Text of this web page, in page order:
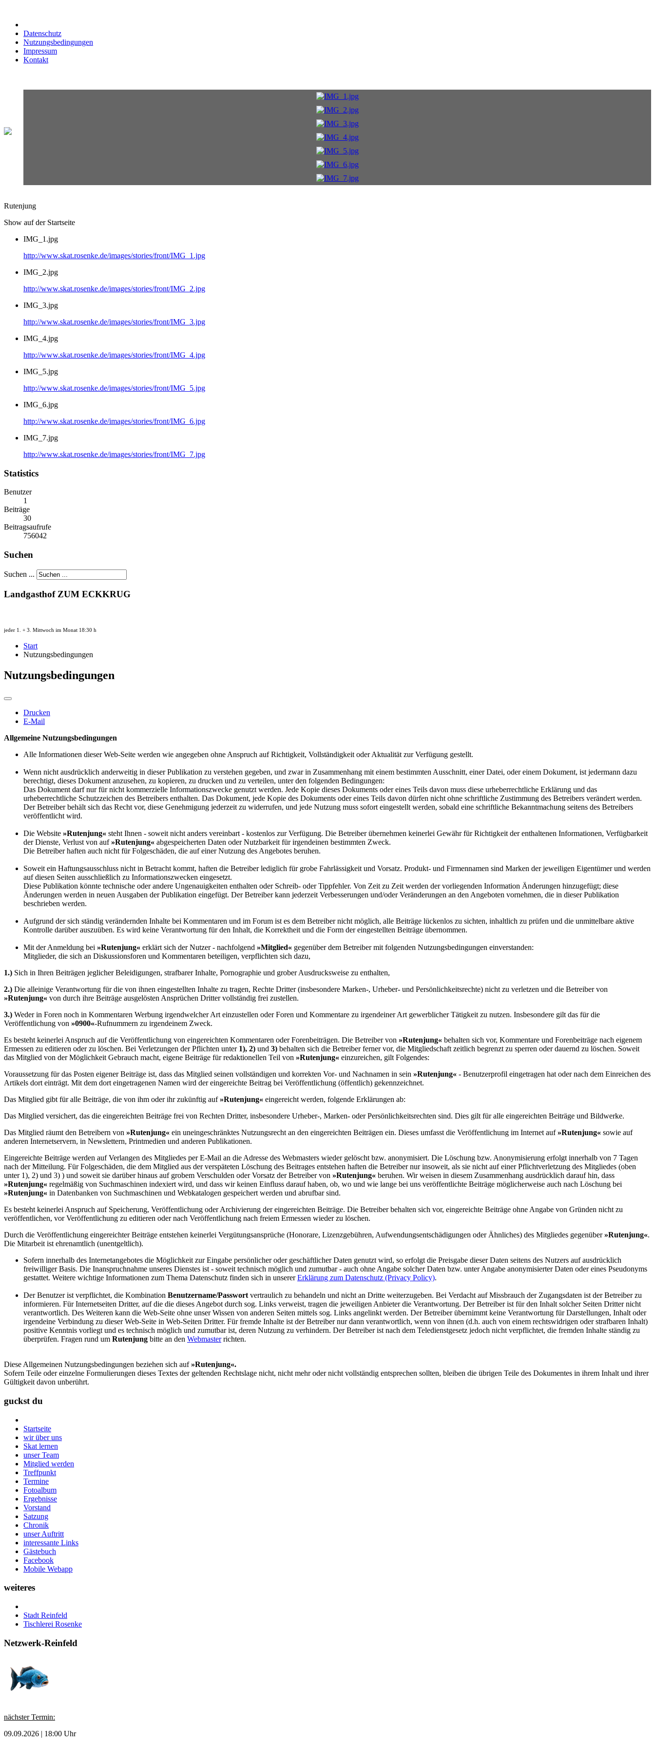
Datenschutz
Nutzungsbedingungen
Impressum
Kontakt
Rutenjung
Show auf der Startseite
IMG_1.jpg
http://www.skat.rosenke.de/images/stories/front/IMG_1.jpg
IMG_2.jpg
http://www.skat.rosenke.de/images/stories/front/IMG_2.jpg
IMG_3.jpg
http://www.skat.rosenke.de/images/stories/front/IMG_3.jpg
IMG_4.jpg
http://www.skat.rosenke.de/images/stories/front/IMG_4.jpg
IMG_5.jpg
http://www.skat.rosenke.de/images/stories/front/IMG_5.jpg
IMG_6.jpg
http://www.skat.rosenke.de/images/stories/front/IMG_6.jpg
IMG_7.jpg
http://www.skat.rosenke.de/images/stories/front/IMG_7.jpg
Statistics
Benutzer
1
Beiträge
30
Beitragsaufrufe
756042
Suchen
Suchen ...
Landgasthof ZUM ECKKRUG
jeder 1. + 3. Mittwoch im Monat 18:30 h
Start
Nutzungsbedingungen
Nutzungsbedingungen
Drucken
E-Mail
Allgemeine Nutzungsbedingungen
Alle Informationen dieser Web-Seite werden wie angegeben ohne Anspruch auf Richtigkeit, Vollständigkeit oder Aktualität zur Verfügung gestellt.
Wenn nicht ausdrücklich anderweitig in dieser Publikation zu verstehen gegeben, und zwar in Zusammenhang mit einem bestimmten Ausschnitt, einer Datei, oder einem Dokument, ist jedermann dazu
berechtigt, dieses Dokument anzusehen, zu kopieren, zu drucken und zu verteilen, unter den folgenden Bedingungen:
Das Dokument darf nur für nicht kommerzielle Informationszwecke genutzt werden. Jede Kopie dieses Dokuments oder eines Teils davon muss diese urheberrechtliche Erklärung und das
urheberrechtliche Schutzzeichen des Betreibers enthalten. Das Dokument, jede Kopie des Dokuments oder eines Teils davon dürfen nicht ohne schriftliche Zustimmung des Betreibers verändert werden.
Der Betreiber behält sich das Recht vor, diese Genehmigung jederzeit zu widerrufen, und jede Nutzung muss sofort eingestellt werden, sobald eine schriftliche Bekanntmachung seitens des Betreibers
veröffentlicht wird.
Die Website »Rutenjung« steht Ihnen - soweit nicht anders vereinbart - kostenlos zur Verfügung. Die Betreiber übernehmen keinerlei Gewähr für Richtigkeit der enthaltenen Informationen, Verfügbarkeit
der Dienste, Verlust von auf»Rutenjung« abgespeicherten Daten oder Nutzbarkeit für irgendeinen bestimmten Zweck.
Die Betreiber haften auch nicht für Folgeschäden, die auf einer Nutzung des Angebotes beruhen.
Soweit ein Haftungsausschluss nicht in Betracht kommt, haften die Betreiber lediglich für grobe Fahrlässigkeit und Vorsatz. Produkt- und Firmennamen sind Marken der jeweiligen Eigentümer und werden
auf diesen Seiten ausschließlich zu Informationszwecken eingesetzt.
Diese Publikation könnte technische oder andere Ungenauigkeiten enthalten oder Schreib- oder Tippfehler. Von Zeit zu Zeit werden der vorliegenden Information Änderungen hinzugefügt; diese
Änderungen werden in neuen Ausgaben der Publikation eingefügt. Der Betreiber kann jederzeit Verbesserungen und/oder Veränderungen an den Angeboten vornehmen, die in dieser Publikation
beschrieben werden.
Aufgrund der sich ständig verändernden Inhalte bei Kommentaren und im Forum ist es dem Betreiber nicht möglich, alle Beiträge lückenlos zu sichten, inhaltlich zu prüfen und die unmittelbare aktive
Kontrolle darüber auszuüben. Es wird keine Verantwortung für den Inhalt, die Korrektheit und die Form der eingestellten Beiträge übernommen.
Mit der Anmeldung bei »Rutenjung« erklärt sich der Nutzer - nachfolgend »Mitglied« gegenüber dem Betreiber mit folgenden Nutzungsbedingungen einverstanden:
Mitglieder, die sich an Diskussionsforen und Kommentaren beteiligen, verpflichten sich dazu,
1.) Sich in Ihren Beiträgen jeglicher Beleidigungen, strafbarer Inhalte, Pornographie und grober Ausdrucksweise zu enthalten,
2.) Die alleinige Verantwortung für die von ihnen eingestellten Inhalte zu tragen, Rechte Dritter (insbesondere Marken-, Urheber- und Persönlichkeitsrechte) nicht zu verletzen und die Betreiber von
»Rutenjung« von durch ihre Beiträge ausgelösten Ansprüchen Dritter vollständig frei zustellen.
3.) Weder in Foren noch in Kommentaren Werbung irgendwelcher Art einzustellen oder Foren und Kommentare zu irgendeiner Art gewerblicher Tätigkeit zu nutzen. Insbesondere gilt das für die
Veröffentlichung von »0900«-Rufnummern zu irgendeinem Zweck.
Es besteht keinerlei Anspruch auf die Veröffentlichung von eingereichten Kommentaren oder Forenbeiträgen. Die Betreiber von »Rutenjung« behalten sich vor, Kommentare und Forenbeiträge nach eigenem
Ermessen zu editieren oder zu löschen. Bei Verletzungen der Pflichten unter 1), 2) und 3) behalten sich die Betreiber ferner vor, die Mitgliedschaft zeitlich begrenzt zu sperren oder dauernd zu löschen. Soweit
das Mitglied von der Möglichkeit Gebrauch macht, eigene Beiträge für redaktionellen Teil von »Rutenjung« einzureichen, gilt Folgendes:
Voraussetzung für das Posten eigener Beiträge ist, dass das Mitglied seinen vollständigen und korrekten Vor- und Nachnamen in sein »Rutenjung« - Benutzerprofil eingetragen hat oder nach dem Einreichen des
Artikels dort einträgt. Mit dem dort eingetragenen Namen wird der eingereichte Beitrag bei Veröffentlichung (öffentlich) gekennzeichnet.
Das Mitglied gibt für alle Beiträge, die von ihm oder ihr zukünftig auf»Rutenjung« eingereicht werden, folgende Erklärungen ab:
Das Mitglied versichert, das die eingereichten Beiträge frei von Rechten Dritter, insbesondere Urheber-, Marken- oder Persönlichkeitsrechten sind. Dies gilt für alle eingereichten Beiträge und Bildwerke.
Das Mitglied räumt den Betreibern von »Rutenjung« ein uneingeschränktes Nutzungsrecht an den eingereichten Beiträgen ein. Dieses umfasst die Veröffentlichung im Internet auf»Rutenjung« sowie auf
anderen Internetservern, in Newslettern, Printmedien und anderen Publikationen.
Eingereichte Beiträge werden auf Verlangen des Mitgliedes per E-Mail an die Adresse des Webmasters wieder gelöscht bzw. anonymisiert. Die Löschung bzw. Anonymisierung erfolgt innerhalb von 7 Tagen
nach der Mitteilung. Für Folgeschäden, die dem Mitglied aus der verspäteten Löschung des Beitrages entstehen haften die Betreiber nur insoweit, als sie nicht auf einer Pflichtverletzung des Mitgliedes (oben
unter 1), 2) und 3) ) und soweit sie darüber hinaus auf grobem Verschulden oder Vorsatz der Betreiber von »Rutenjung« beruhen. Wir weisen in diesem Zusammenhang ausdrücklich darauf hin, dass
»Rutenjung« regelmäßig von Suchmaschinen indexiert wird, und dass wir keinen Einfluss darauf haben, ob, wo und wie lange bei uns veröffentlichte Beiträge möglicherweise auch nach Löschung bei
»Rutenjung« in Datenbanken von Suchmaschinen und Webkatalogen gespeichert werden und abrufbar sind.
Es besteht keinerlei Anspruch auf Speicherung, Veröffentlichung oder Archivierung der eingereichten Beiträge. Die Betreiber behalten sich vor, eingereichte Beiträge ohne Angabe von Gründen nicht zu
veröffentlichen, vor Veröffentlichung zu editieren oder nach Veröffentlichung nach freiem Ermessen wieder zu löschen.
Durch die Veröffentlichung eingereichter Beiträge entstehen keinerlei Vergütungsansprüche (Honorare, Lizenzgebühren, Aufwendungsentschädigungen oder Ähnliches) des Mitgliedes gegenüber»Rutenjung«.
Die Mitarbeit ist ehrenamtlich (unentgeltlich).
Sofern innerhalb des Internetangebotes die Möglichkeit zur Eingabe persönlicher oder geschäftlicher Daten genutzt wird, so erfolgt die Preisgabe dieser Daten seitens des Nutzers auf ausdrücklich
freiwilliger Basis. Die Inanspruchnahme unseres Dienstes ist - soweit technisch möglich und zumutbar - auch ohne Angabe solcher Daten bzw. unter Angabe anonymisierter Daten oder eines Pseudonyms
gestattet. Weitere wichtige Informationen zum Thema Datenschutz finden sich in unsererErklärung zum Datenschutz (Privacy Policy).
Der Benutzer ist verpflichtet, die Kombination Benutzername/Passwort vertraulich zu behandeln und nicht an Dritte weiterzugeben. Bei Verdacht auf Missbrauch der Zugangsdaten ist der Betreiber zu
informieren. Für Internetseiten Dritter, auf die die dieses Angebot durch sog. Links verweist, tragen die jeweiligen Anbieter die Verantwortung. Der Betreiber ist für den Inhalt solcher Seiten Dritter nicht
verantwortlich. Des Weiteren kann die Web-Seite ohne unser Wissen von anderen Seiten mittels sog. Links angelinkt werden. Der Betreiber übernimmt keine Verantwortung für Darstellungen, Inhalt oder
irgendeine Verbindung zu dieser Web-Seite in Web-Seiten Dritter. Für fremde Inhalte ist der Betreiber nur dann verantwortlich, wenn von ihnen (d.h. auch von einem rechtswidrigen oder strafbaren Inhalt)
positive Kenntnis vorliegt und es technisch möglich und zumutbar ist, deren Nutzung zu verhindern. Der Betreiber ist nach dem Teledienstgesetz jedoch nicht verpflichtet, die fremden Inhalte ständig zu
überprüfen. Fragen rund um Rutenjung bitte an den Webmasterrichten.
Diese Allgemeinen Nutzungsbedingungen beziehen sich auf»Rutenjung«.
Sofern Teile oder einzelne Formulierungen dieses Textes der geltenden Rechtslage nicht, nicht mehr oder nicht vollständig entsprechen sollten, bleiben die übrigen Teile des Dokumentes in ihrem Inhalt und ihrer
Gültigkeit davon unberührt.
guckst du
Startseite
wir über uns
Skat lernen
unser Team
Mitglied werden
Treffpunkt
Termine
Fotoalbum
Ergebnisse
Vorstand
Satzung
Chronik
unser Auftritt
interessante Links
Gästebuch
Facebook
Mobile Webapp
weiteres
Stadt Reinfeld
Tischlerei Rosenke
Netzwerk-Reinfeld
nächster Termin:
09.09.2026 | 18:00 Uhr